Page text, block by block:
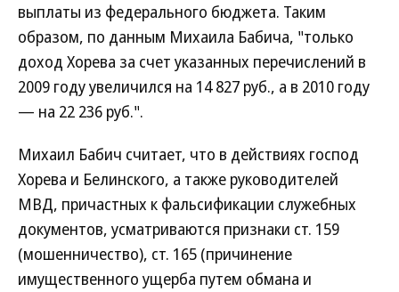
выплаты из федерального бюджета. Таким
образом, по данным Михаила Бабича, "только
доход Хорева за счет указанных перечислений в
2009 году увеличился на 14 827 руб., а в 2010 году
— на 22 236 руб.".
Михаил Бабич считает, что в действиях господ
Хорева и Белинского, а также руководителей
МВД, причастных к фальсификации служебных
документов, усматриваются признаки ст. 159
(мошенничество), ст. 165 (причинение
имущественного ущерба путем обмана и